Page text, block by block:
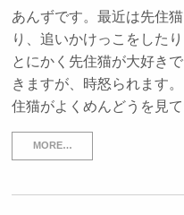
あんずです。最近は先住
り、追いかけっこをしたり
とにかく先住猫が大好き
きますが、時怒られます
住猫がよくめんどうを見
MORE…